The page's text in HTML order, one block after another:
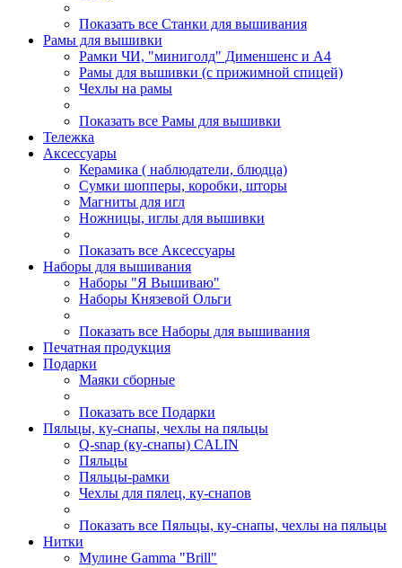
Показать все Станки для вышивания
Рамы для вышивки
Рамки ЧИ, "миниголд" Дименшенс и А4
Рамы для вышивки (с прижимной спицей)
Чехлы на рамы
Показать все Рамы для вышивки
Тележка
Аксессуары
Керамика ( наблюдатели, блюдца)
Сумки шопперы, коробки, шторы
Магниты для игл
Ножницы, иглы для вышивки
Показать все Аксессуары
Наборы для вышивания
Наборы "Я Вышиваю"
Наборы Князевой Ольги
Показать все Наборы для вышивания
Печатная продукция
Подарки
Маяки сборные
Показать все Подарки
Пяльцы, ку-снапы, чехлы на пяльцы
Q-snap (ку-снапы) CALIN
Пяльцы
Пяльцы-рамки
Чехлы для пялец, ку-снапов
Показать все Пяльцы, ку-снапы, чехлы на пяльцы
Нитки
Мулине Gamma "Brill"